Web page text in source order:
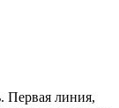
Первая линия,